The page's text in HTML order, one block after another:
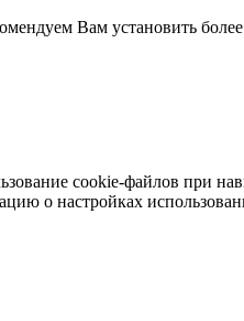
Вам установить
cookie-файлов при
о настройках